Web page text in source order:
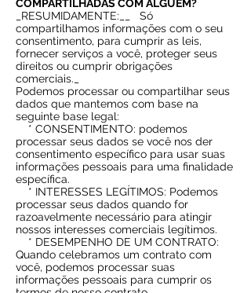
COMPARTILHADAS COM ALGUEM?
_RESUMIDAMENTE:__
Só
compartilhamos informações com o seu
consentimento, para cumprir as leis,
fornecer serviços a você, proteger seus
direitos ou cumprir obrigações
comerciais._
Podemos processar ou compartilhar seus
dados que mantemos com base na
seguinte base legal:
* CONSENTIMENTO: podemos
processar seus dados se você nos der
consentimento específico para usar suas
informações pessoais para uma finalidade
específica.
* INTERESSES LEGÍTIMOS: Podemos
processar seus dados quando for
razoavelmente necessário para atingir
nossos interesses comerciais legítimos.
* DESEMPENHO DE UM CONTRATO:
Quando celebramos um contrato com
você, podemos processar suas
informações pessoais para cumprir os